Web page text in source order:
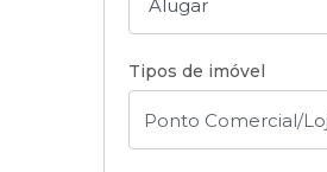
Tipos de imóvel